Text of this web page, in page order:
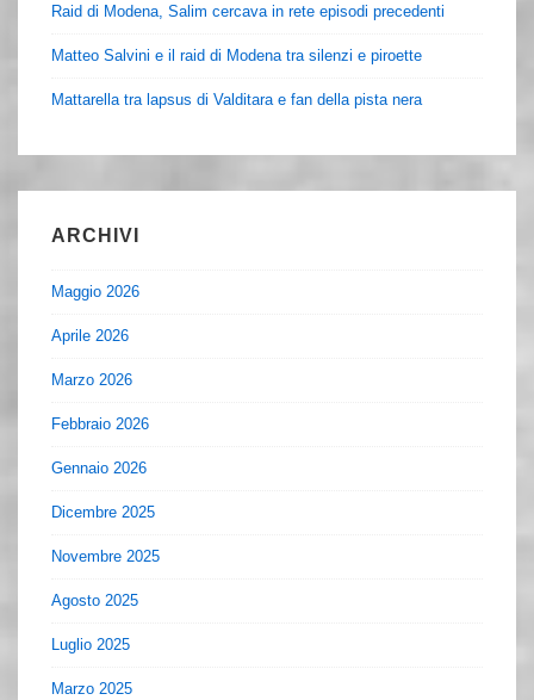
Raid di Modena, Salim cercava in rete episodi precedenti
Matteo Salvini e il raid di Modena tra silenzi e piroette
Mattarella tra lapsus di Valditara e fan della pista nera
ARCHIVI
Maggio 2026
Aprile 2026
Marzo 2026
Febbraio 2026
Gennaio 2026
Dicembre 2025
Novembre 2025
Agosto 2025
Luglio 2025
Marzo 2025